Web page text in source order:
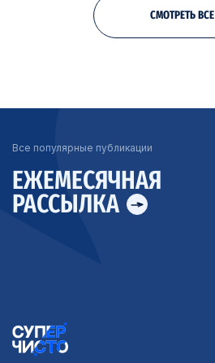
СМОТРЕТЬ ВСЕ
Все популярные публикации
ЕЖЕМЕСЯЧНАЯ
РАССЫЛКА